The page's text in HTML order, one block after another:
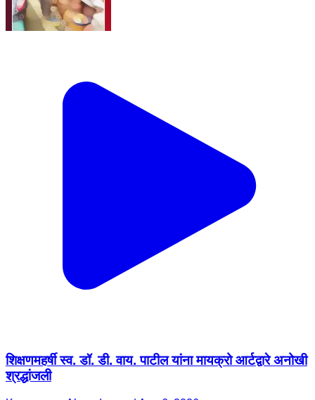
शिक्षणमहर्षी स्व. डॉ. डी. वाय. पाटील यांना मायक्रो आर्टद्वारे अनोखी
श्रद्धांजली